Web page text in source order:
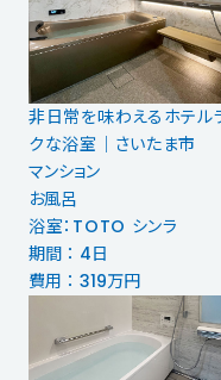
非日常を味わえるホテル
クな浴室｜さいたま市
マンション
お風呂
浴室：TOTO シンラ
期間 ： 4日
費用 ： 319万円